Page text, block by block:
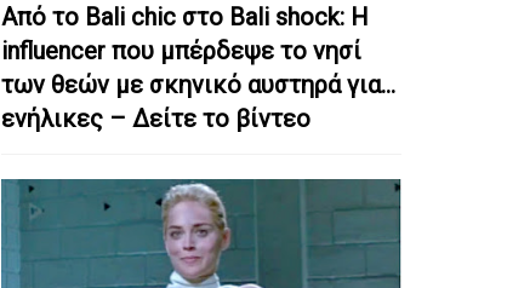
Από το Bali chic στο Bali shock: Η
influencer που μπέρδεψε το νησί
των θεών με σκηνικό αυστηρά για…
ενήλικες – Δείτε το βίντεο